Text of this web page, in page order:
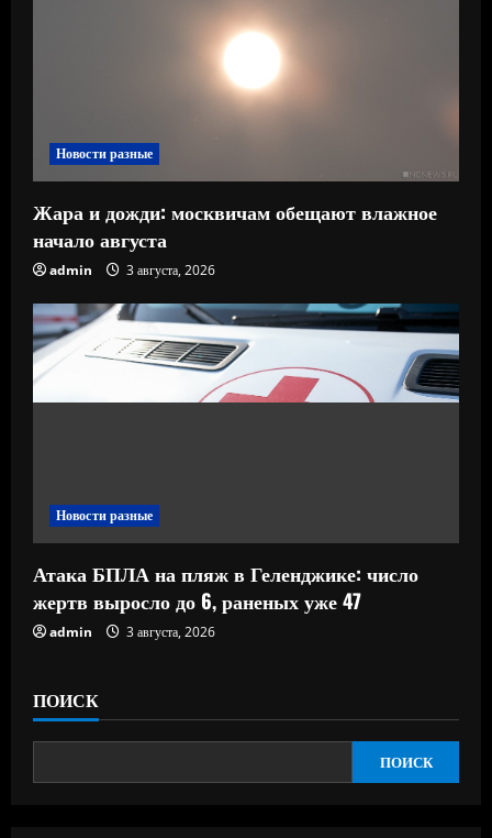
Новости разные
Жара и дожди: москвичам обещают влажное
начало августа
admin 3 августа, 2026
Новости разные
Атака БПЛА на пляж в Геленджике: число
жертв выросло до 6, раненых уже 47
admin 3 августа, 2026
ПОИСК
ПОИСК